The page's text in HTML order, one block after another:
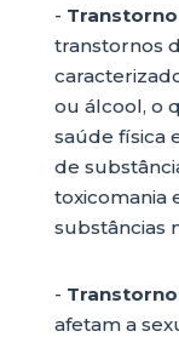
-
transtornos
ou álcool, o
saúde física
de
toxicomania
substâncias
-
afetam a